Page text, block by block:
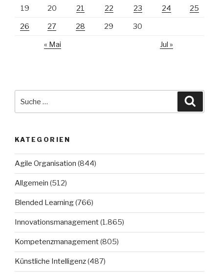
19 20 21 22 23 24 25
26 27 28 29 30
« Mai Jul »
KATEGORIEN
Agile Organisation (844)
Allgemein (512)
Blended Learning(766)
Innovationsmanagement(1.865)
Kompetenzmanagement(805)
Künstliche Intelligenz(487)